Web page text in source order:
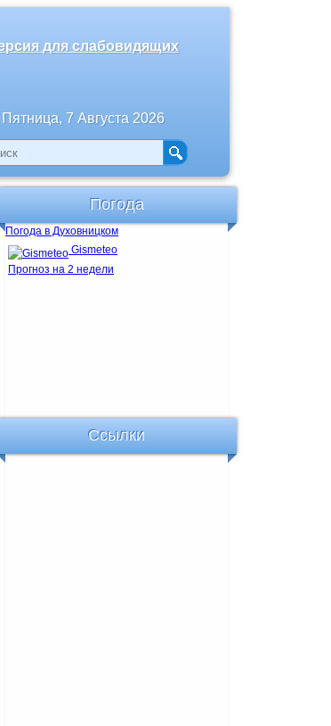
для слабовидящих
Пятница, 7 Августа 2026
Погода
Погода в Духовницком
Gismeteo
Прогноз на 2 недели
Ссылки